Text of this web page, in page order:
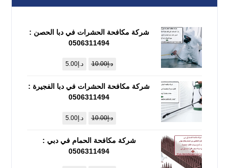
شركة مكافحة الحشرات في دبا الحصن :
0506311494
د.إ10.00 د.إ5.00
شركة مكافحة الحشرات في دبا الفجيرة :
0506311494
د.إ10.00 د.إ5.00
شركة مكافحة الحمام في دبي :
0506311494